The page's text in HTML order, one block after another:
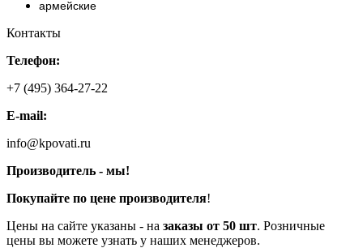
армейские
Контакты
Телефон:
+7 (495) 364-27-22
E-mail:
info@kpovati.ru
Производитель - мы!
Покупайте по цене производителя!
Цены на сайте указаны - на заказы от 50 шт. Розничные
цены вы можете узнать у наших менеджеров.